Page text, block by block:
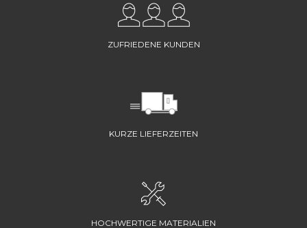
ZUFRIEDENE KUNDEN
KURZE LIEFERZEITEN
HOCHWERTIGE MATERIALIEN